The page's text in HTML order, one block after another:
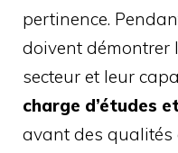
pertinence.
doivent démontrer
secteur et leur
charge d’études
avant des qualités